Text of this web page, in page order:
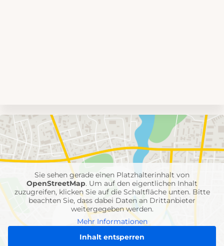
Umgebungskarte
mit
Feuerwehr-
Einheiten
Sie sehen gerade einen Platzhalterinhalt von
OpenStreetMap. Um auf den eigentlichen Inhalt
zuzugreifen, klicken Sie auf die Schaltfläche unten. Bitte
beachten Sie, dass dabei Daten an Drittanbieter
weitergegeben werden.
Mehr Informationen
Inhalt entsperren